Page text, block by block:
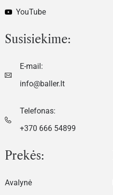
YouTube
Susisiekime:
E-mail:
info@baller.lt
Telefonas:
+370 666 54899
Prekės:
Avalynė